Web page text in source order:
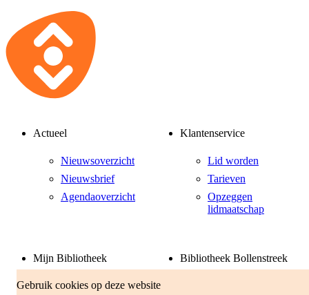
Gebruik cookies op deze website
Actueel
Nieuwsoverzicht
Nieuwsbrief
Agendaoverzicht
Klantenservice
Lid worden
Tarieven
Opzeggen
lidmaatschap
Mijn Bibliotheek
Inloggen
Bibliotheek Bollenstreek